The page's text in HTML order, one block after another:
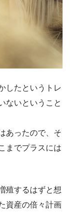
したというトレ
ないということ
あったので、そ
までプラスには
殖するはずと想
資産の倍々計画